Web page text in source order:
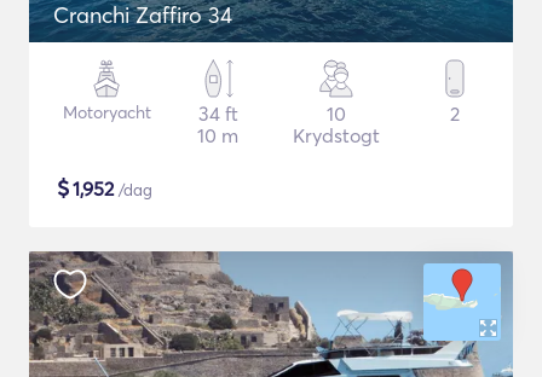
Cranchi Zaffiro 34
Motoryacht
34 ft
10 m
10
Krydstogt
2
$1,952/dag